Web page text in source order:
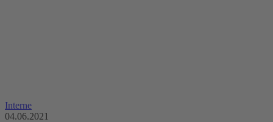
Interne
04.06.2021